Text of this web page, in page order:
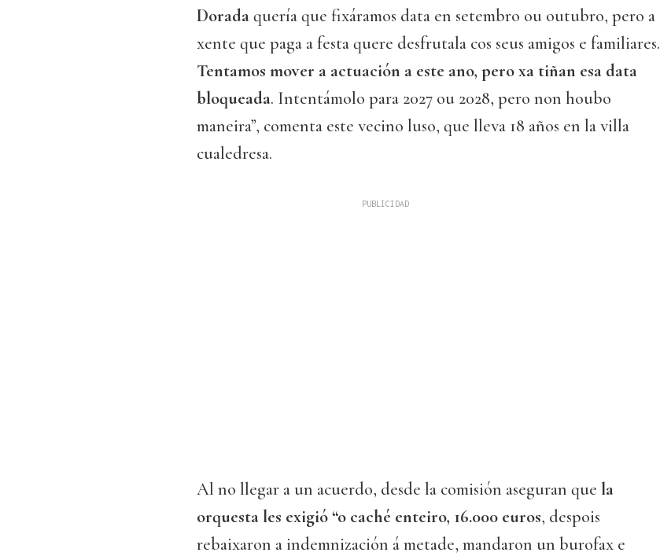
Doradaquería que fixáramos data en setembro ou outubro, pero a
xente que paga a festa quere desfrutala cos seus amigos e familiares.
Tentamos mover a actuación a este ano, pero xa tiñan esa data
bloqueada. Intentámolo para 2027 ou 2028, pero non houbo
maneira”, comenta este vecino luso, que lleva 18 años en la villa
cualedresa.
Al no llegar a un acuerdo, desde la comisión aseguran que la
orquesta les exigió “o caché enteiro, 16.000 euros, despois
rebaixaron a indemnización á metade, mandaron un burofax e